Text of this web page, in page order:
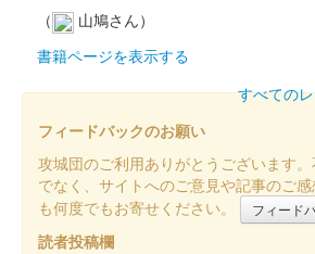
た四氏の家紋を切り絵で表現している。
島原城 御城印 築城400年記念
島原城 御城印 お城EXPO2023
（
山鳩さん）
書籍ページを表示する
すべての
フィードバックのお願い
攻城団のご利用ありがとうございます
でなく、サイトへのご意見や記事のご
も何度でもお寄せください。
フィード
読者投稿欄